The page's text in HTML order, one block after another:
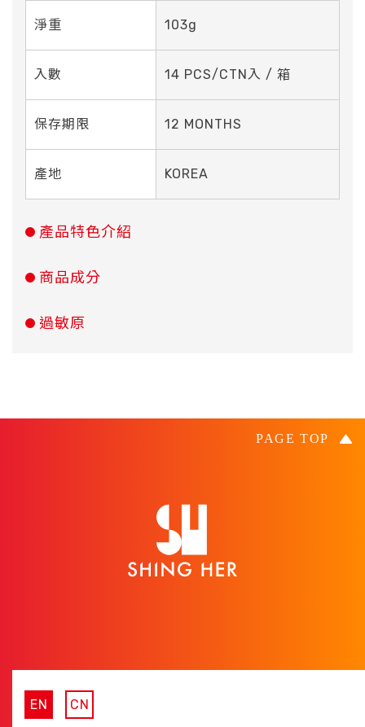
淨重 103g
入數 14 PCS/CTN入 / 箱
保存期限 12 MONTHS
產地 KOREA
產品特色介紹
商品成分
過敏原
EN CN